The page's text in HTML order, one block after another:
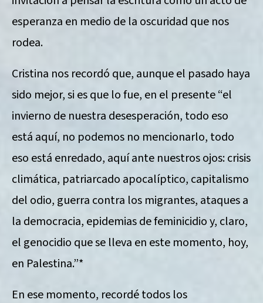
esperanza en medio de la oscuridad que nos
rodea.
Cristina nos recordó que, aunque el pasado haya
sido mejor, si es que lo fue, en el presente “el
invierno de nuestra desesperación, todo eso
está aquí, no podemos no mencionarlo, todo
eso está enredado, aquí ante nuestros ojos: crisis
climática, patriarcado apocalíptico, capitalismo
del odio, guerra contra los migrantes, ataques a
la democracia, epidemias de feminicidio y, claro,
el genocidio que se lleva en este momento, hoy,
en Palestina.”*
En ese momento, recordé todos los